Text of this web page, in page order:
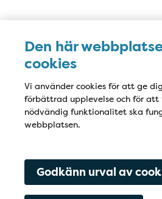
Den här
cookies
Vi använder cookies för att ge
förbättrad upplevelse och för att
nödvändig funktionalitet ska
webbplatsen.
Godkänn urval av
Karta